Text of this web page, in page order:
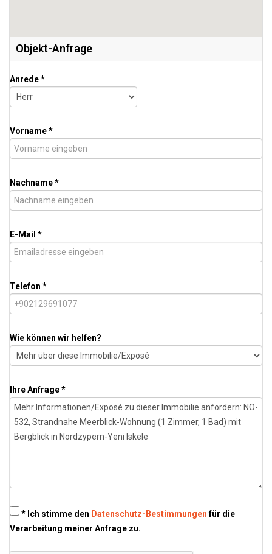
Objekt-Anfrage
Anrede *
Vorname *
Nachname *
E-Mail *
Telefon *
Wie können wir helfen?
Ihre Anfrage *
* Ich stimme den Datenschutz-Bestimmungenfür die
Verarbeitung meiner Anfrage zu.